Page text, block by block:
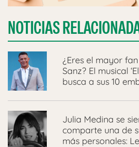
NOTICIAS
¿Eres el mayor
Sanz? El musical
busca a sus 10
Julia Medina se
comparte una de
más personales: